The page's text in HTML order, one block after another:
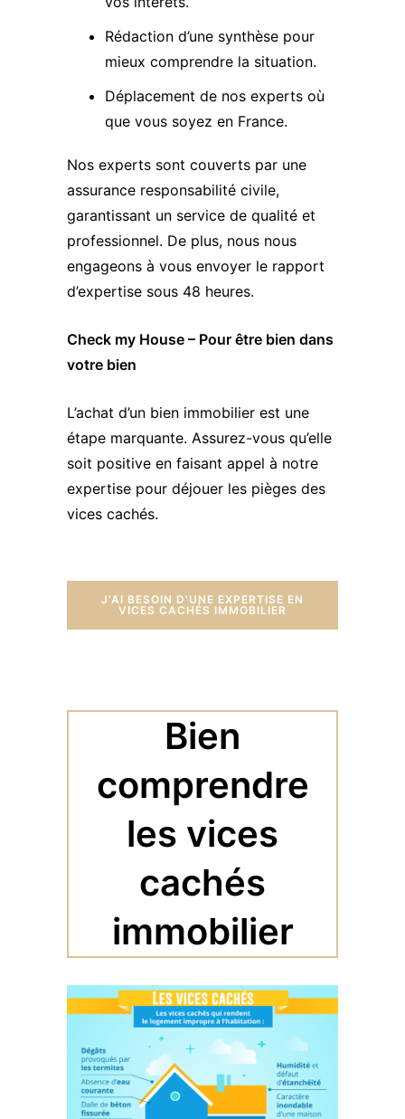
Rédaction d’une synthèse pour
mieux comprendre la situation.
Déplacement de nos experts où
que vous soyez en France.
Nos experts sont couverts par une
assurance responsabilité civile,
garantissant un service de qualité et
professionnel. De plus, nous nous
engageons à vous envoyer le rapport
d’expertise sous 48 heures.
Check my House – Pour être bien dans
votre bien
L’achat d’un bien immobilier est une
étape marquante. Assurez-vous qu’elle
soit positive en faisant appel à notre
expertise pour déjouer les pièges des
vices cachés.
J'AI BESOIN D'UNE EXPERTISE EN
VICES CACHÉS IMMOBILIER
Bien
comprendre
les vices
cachés
immobilier